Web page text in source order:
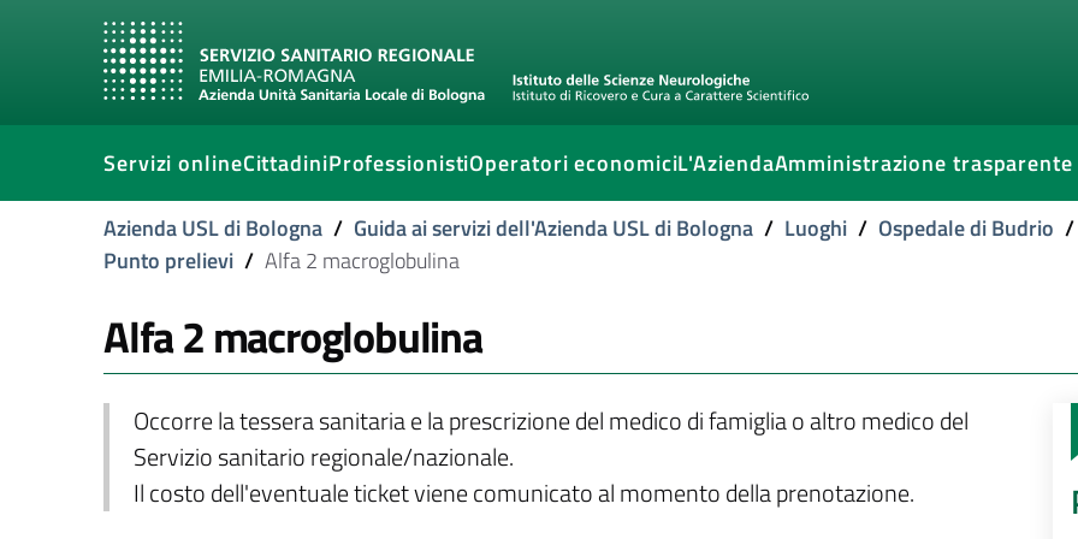
Servizi onlineCittadiniProfessionistiOperatori economiciL'AziendaAmministrazione trasparente
Azienda USL di Bologna / Guida ai servizi dell'Azienda USL di Bologna / Luoghi / Ospedale di Budrio /
Punto prelievi / Alfa 2 macroglobulina
Alfa 2 macroglobulina
Occorre la tessera sanitaria e la prescrizione del medico di famiglia o altro medico del
Servizio sanitario regionale/nazionale.
Il costo dell'eventuale ticket viene comunicato al momento della prenotazione.